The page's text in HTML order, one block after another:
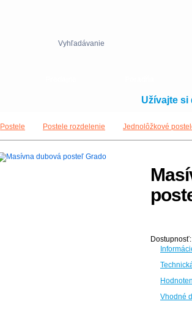
Užívajte
Postele Postele rozdelenie Jednolôžkové
Dostupnosť:
Vhodné
Vyhľadávanie